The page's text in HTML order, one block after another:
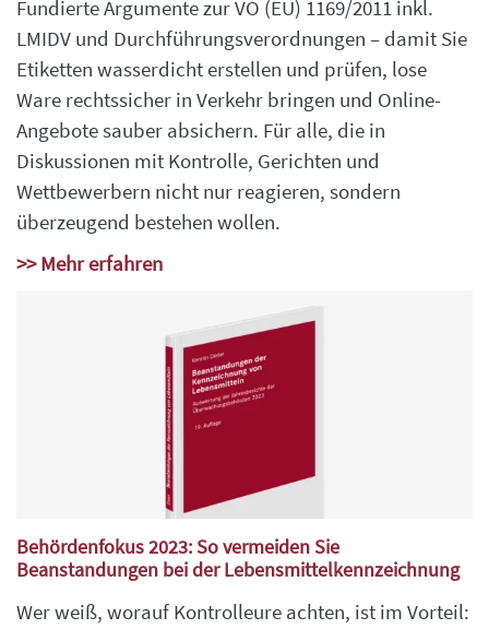
Fundierte Argumente zur VO (EU) 1169/2011 inkl.
LMIDV und Durchführungsverordnungen – damit Sie
Etiketten wasserdicht erstellen und prüfen, lose
Ware rechtssicher in Verkehr bringen und Online-
Angebote sauber absichern. Für alle, die in
Diskussionen mit Kontrolle, Gerichten und
Wettbewerbern nicht nur reagieren, sondern
überzeugend bestehen wollen.
>> Mehr erfahren
Behördenfokus 2023: So vermeiden Sie
Beanstandungen bei der Lebensmittelkennzeichnung
Wer weiß, worauf Kontrolleure achten, ist im Vorteil: